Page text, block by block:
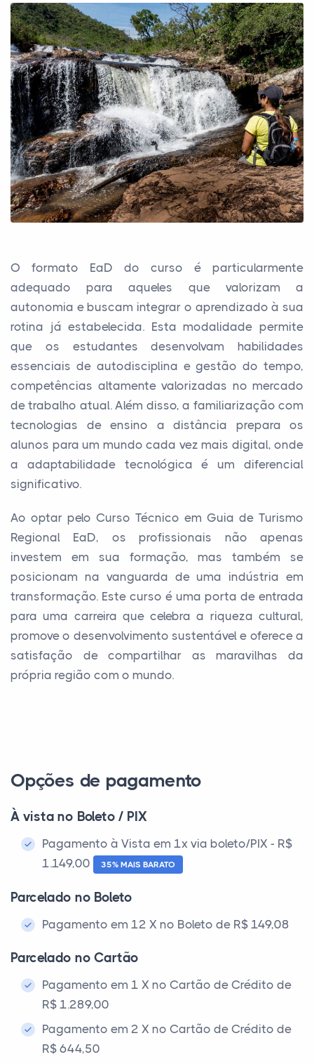
O formato EaD do curso é particularmente
adequado para aqueles que valorizam a
autonomia e buscam integrar o aprendizado à sua
rotina já estabelecida. Esta modalidade permite
que os estudantes desenvolvam habilidades
essenciais de autodisciplina e gestão do tempo,
competências altamente valorizadas no mercado
de trabalho atual. Além disso, a familiarização com
tecnologias de ensino a distância prepara os
alunos para um mundo cada vez mais digital, onde
a adaptabilidade tecnológica é um diferencial
significativo.
Ao optar pelo Curso Técnico em Guia de Turismo
Regional EaD, os profissionais não apenas
investem em sua formação, mas também se
posicionam na vanguarda de uma indústria em
transformação. Este curso é uma porta de entrada
para uma carreira que celebra a riqueza cultural,
promove o desenvolvimento sustentável e oferece a
satisfação de compartilhar as maravilhas da
própria região com o mundo.
Opções de pagamento
À vista no Boleto / PIX
Pagamento à Vista em 1x via boleto/PIX - R$
1.149,00
35% MAIS BARATO
Parcelado no Boleto
Pagamento em 12 X no Boleto de R$ 149,08
Parcelado no Cartão
Pagamento em 1 X no Cartão de Crédito de
R$ 1.289,00
Pagamento em 2 X no Cartão de Crédito de
R$ 644,50